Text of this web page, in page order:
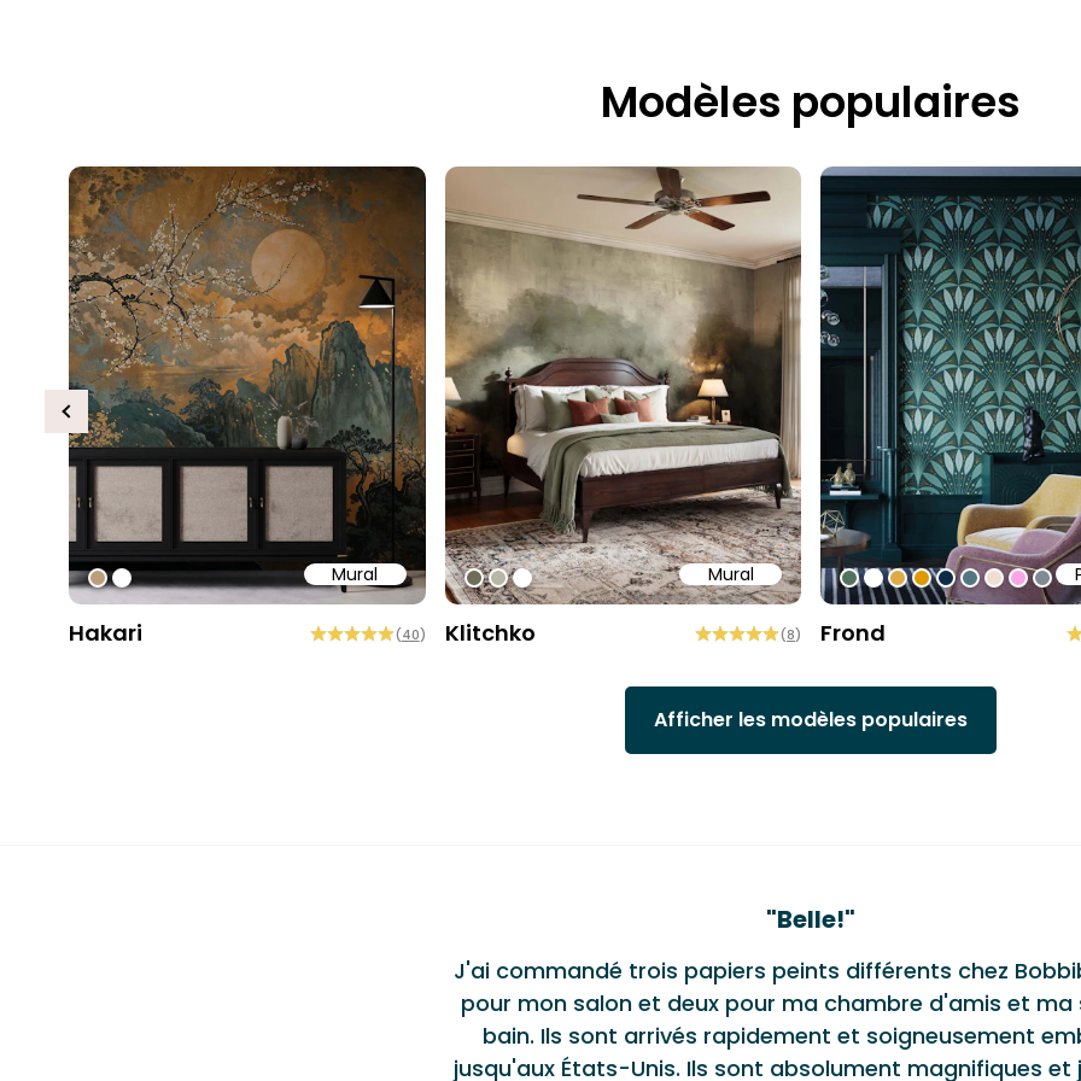
Modèles populaires
Mural
#bd9e7a
#ffffff
Hakari (40)
Mural
#6e6d58
#b9b6a6
#ffffff
Klitchko (8)
#547260
#ffffff
#dcab49
#de9903
#0d2b46
#54777f
#efded0
Frond
Previous
Afficher les modèles populaires
"Belle!"
J'ai commandé trois papiers peints différents chez
pour mon salon et deux pour ma chambre d'amis et ma
bain. Ils sont arrivés rapidement et soigneusement
jusqu'aux États-Unis. Ils sont absolument magnifiques et